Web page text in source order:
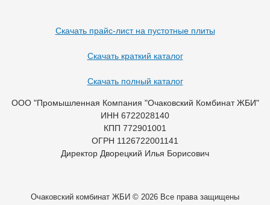
Скачать прайс-лист на пустотные плиты
Скачать краткий каталог
Скачать полный каталог
ООО "Промышленная Компания "Очаковский Комбинат ЖБИ"
ИНН 6722028140
КПП 772901001
ОГРН 1126722001141
Директор Дворецкий Илья Борисович
Очаковский комбинат ЖБИ © 2026 Все права защищены